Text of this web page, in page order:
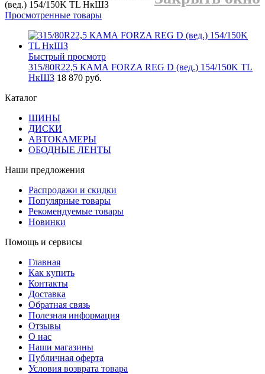
(вед.) 154/150K TL НкШЗ
Просмотренные товары
Быстрый просмотр
315/80R22,5 КАМА FORZA REG D (вед.) 154/150K TL
НкШЗ 18 870 руб.
Каталог
ШИНЫ
ДИСКИ
АВТОКАМЕРЫ
ОБОДНЫЕ ЛЕНТЫ
Наши предложения
Распродажи и скидки
Популярные товары
Рекомендуемые товары
Новинки
Помощь и сервисы
Главная
Как купить
Контакты
Доставка
Обратная связь
Полезная информация
Отзывы
О нас
Наши магазины
Публичная оферта
Условия возврата товара